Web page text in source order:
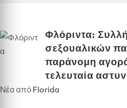
Φλόριντα:
σεξουαλικών
παράνομη
τελευταία
Νέα από Florida